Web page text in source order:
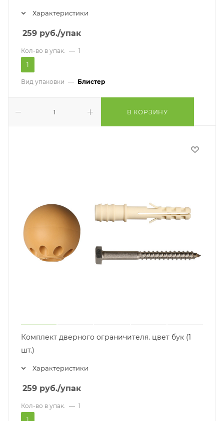
Характеристики
259 руб./упак
Кол-во в упак. — 1
1
Вид упаковки — Блистер
В КОРЗИНУ
Комплект дверного ограничителя. цвет бук (1
шт.)
Характеристики
259 руб./упак
Кол-во в упак. — 1